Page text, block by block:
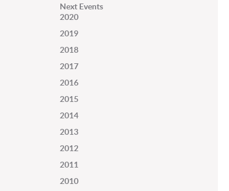
Next Events
2020
2019
2018
2017
2016
2015
2014
2013
2012
2011
2010